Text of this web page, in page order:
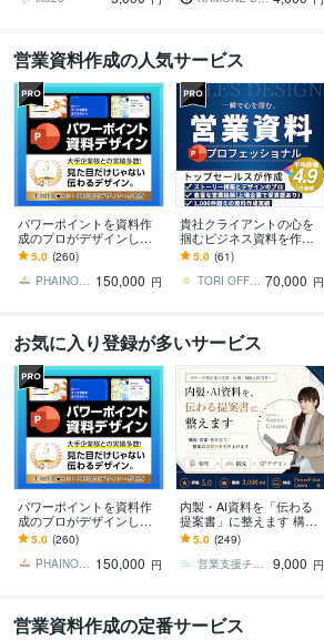
営業資料作成の人気サービス
パワーポイントを資料作
成のプロがデザインしま
す 大手企業様との取引実
績多数！ビジネスの背中
を押せるデザインを
5.0 (260)
PHAINO DESIGN 150,000 円
貴社クライアントの心を
掴むビジネス資料を作成
します 営業資料・報告
書・ピッチ・投資家向
け・ホワイトペーパー等
5.0 (61)
TORI OFFICE 70,000 円
お気に入り登録が多いサービス
パワーポイントを資料作
成のプロがデザインしま
す 大手企業様との取引実
績多数！ビジネスの背中
を押せるデザインを
5.0 (260)
PHAINO DESIGN 150,000 円
内製・AI資料を「伝わる
提案書」に整えます 構
成・図解・デザインまで
「プロ目線」でブラッシ
ュアップ
5.0 (249)
営業支援チームKanaeCreates
9,000 円
営業資料作成の定番サービス